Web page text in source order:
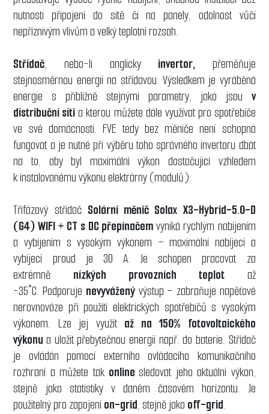
nutnosti připojení do sítě či na panely, odolnost vůči
nepříznivým vlivům a velký teplotní rozsah.
Střídač, nebo-li anglicky invertor, přeměňuje
stejnosměrnou energii na střídavou. Výsledkem je vyráběná
energie s přibližně stejnými parametry, jako jsou v
distribuční sítia kterou můžete dále využívat pro spotřebiče
ve své domácnosti. FVE tedy bez měniče není schopná
fungovat a je nutné při výběru toho správného invertoru dbát
na to, aby byl maximální výkon dostačující vzhledem
k instalovanému výkonu elektrárny (modulů).
Třífázový střídač Solární měnič Solax X3-Hybrid-5.0-D
(G4) WIFI + CT s DC přepínačemvyniká rychlým nabíjením
a vybíjením s vysokým výkonem – maximální nabíjecí a
vybíjecí proud je 30 A. Je schopen pracovat za
extrémně nízkých provozních teplotaž
-35°C. Podporuje nevyváženývýstup – zabraňuje napěťové
nerovnováze při použití elektrických spotřebičů s vysokým
výkonem. Lze jej využít až na 150% fotovoltaického
výkonua uložit přebytečnou energii např. do baterie. Střídač
je ovládán pomocí externího ovládacího komunikačního
rozhraní a můžete tak onlinesledovat jeho aktuální výkon,
stejně jako statistiky v daném časovém horizontu. Je
použitelný pro zapojeníon-grid, stejně jako off-grid.